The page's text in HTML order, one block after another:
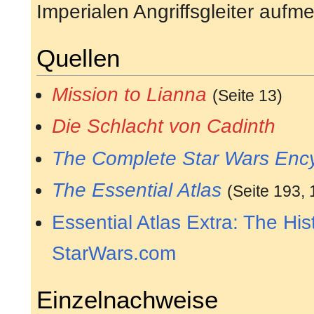
Imperialen Angriffsgleiter
Quellen
Mission to Lianna (Seite 13)
Die Schlacht von Cadinth
The Complete Star Wars
The Essential Atlas (Seite 193,
Essential Atlas Extra: The
StarWars.com
Einzelnachweise